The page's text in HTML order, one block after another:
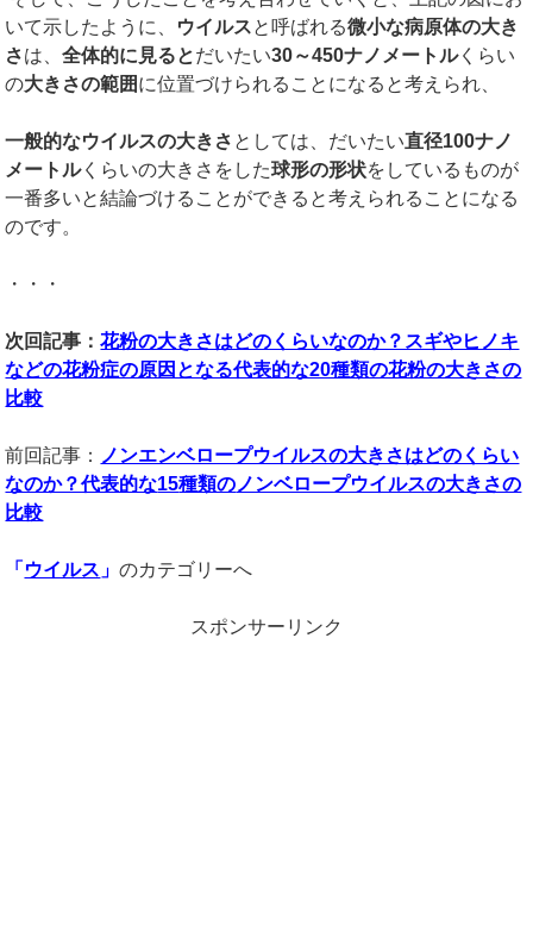
いて示したように、 ウイルスと呼ばれる微小な病原体の大き
さは、全体的に見るとだいたい30～450ナノメートルくらい
の大きさの範囲に位置づけられることになると考えられ、
一般的なウイルスの大きさ としては、だいたい直径100ナノ
メートルくらいの大きさをした球形の形状をしているものが
一番多いと結論づけることができると考えられることになる
のです。
・・・
次回記事：花粉の大きさはどのくらいなのか？スギやヒノキ
などの花粉症の原因となる代表的な20種類の花粉の大きさの
比較
前回記事：
ノンエンベロープウイルスの大きさはどのくらい
なのか？代表的な15種類の ノンベロープウイルスの大きさの
比較
「 ウイルス 」のカテゴリーへ
スポンサーリンク